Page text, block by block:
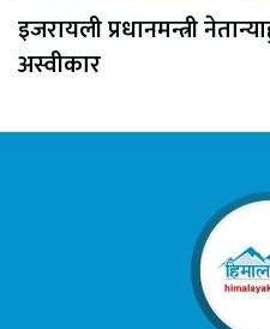
इजरायली प्रधानमन्त्री
अस्वीकार